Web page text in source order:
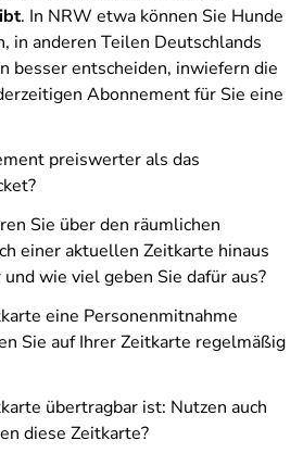
. In NRW etwa können Sie Hunde
in anderen Teilen Deutschlands
besser entscheiden, inwiefern die
Abonnement für Sie eine
preiswerter als das
Sie über den räumlichen
einer aktuellen Zeitkarte hinaus
wie viel geben Sie dafür aus?
eine Personenmitnahme
Sie auf Ihrer Zeitkarte regelmäßig
übertragbar ist: Nutzen auch
diese Zeitkarte?